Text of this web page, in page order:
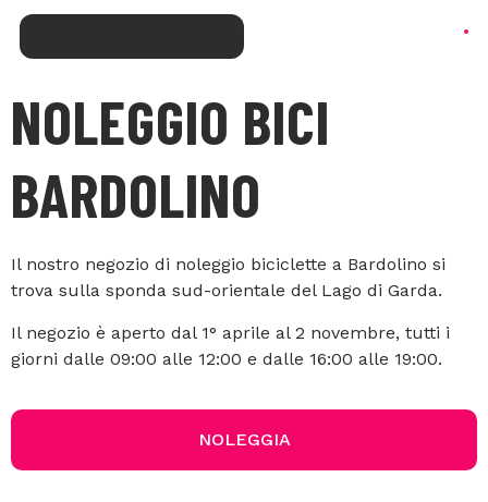
NOLEGGIO BICI
BARDOLINO
Il nostro negozio di noleggio biciclette a Bardolino si
trova sulla sponda sud-orientale del Lago di Garda.
Il negozio è aperto dal 1° aprile al 2 novembre, tutti i
giorni dalle 09:00 alle 12:00 e dalle 16:00 alle 19:00.
NOLEGGIA